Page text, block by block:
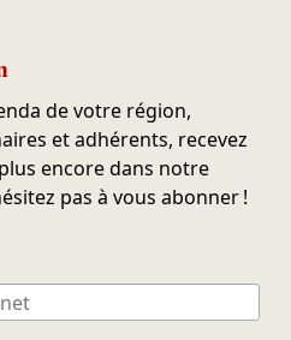
de votre région,
et adhérents, recevez
encore dans notre
pas à vous abonner !